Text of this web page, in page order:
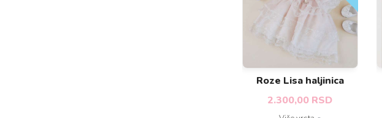
Roze Lisa haljinica
2.300,00 RSD